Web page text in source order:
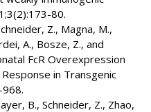
80.
Z., Magna, M.,
A., Bosze, Z., and
FcR Overexpression
in Transgenic
968.
B., Schneider, Z., Zhao,